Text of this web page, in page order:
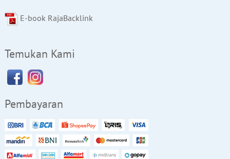
E-book RajaBacklink
Temukan Kami
Pembayaran